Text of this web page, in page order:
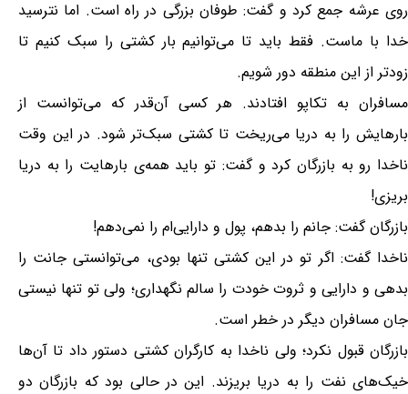
روی عرشه جمع کرد و گفت: طوفان بزرگی در راه است. اما نترسید
خدا با ماست. فقط باید تا می‌توانیم بار کشتی را سبک کنیم تا
زودتر از این منطقه دور شویم.
مسافران به تکاپو افتادند. هر کسی آن‌قدر که می‌توانست از
بارهایش را به دریا می‌ریخت تا کشتی سبک‌تر شود. در این وقت
ناخدا رو به بازرگان کرد و گفت: تو باید همه‌ی بارهایت را به دریا
بریزی!
بازرگان گفت: جانم را بدهم، پول و دارایی‌ام را نمی‌دهم!
ناخدا گفت: اگر تو در این کشتی تنها بودی، می‌توانستی جانت را
بدهی و دارایی و ثروت خودت را سالم نگهداری؛ ولی تو تنها نیستی
جان مسافران دیگر در خطر است.
بازرگان قبول نکرد؛ ولی ناخدا به کارگران کشتی دستور داد تا آن‌ها
خیک‌های نفت را به دریا بریزند. این در حالی بود که بازرگان دو